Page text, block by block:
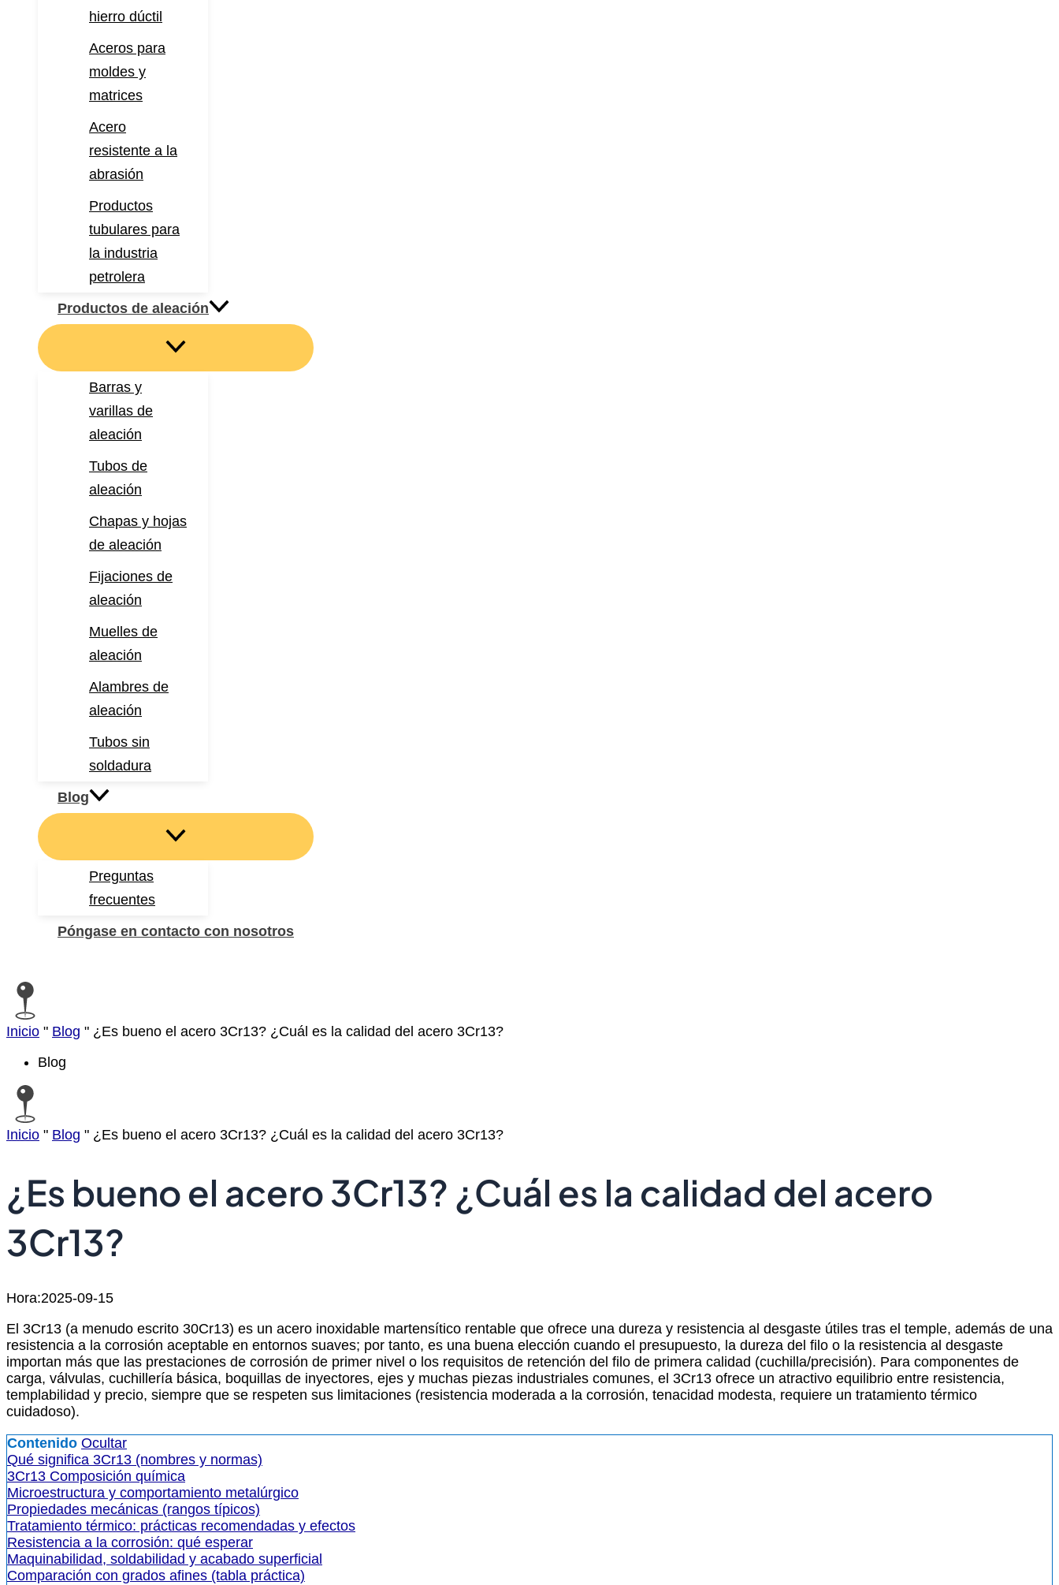
hierro dúctil
Aceros para
moldes y
matrices
Acero
resistente a la
abrasión
Productos
tubulares para
la industria
petrolera
Productos de aleación
Barras y
varillas de
aleación
Tubos de
aleación
Chapas y hojas
de aleación
Fijaciones de
aleación
Muelles de
aleación
Alambres de
aleación
Tubos sin
soldadura
Blog
Preguntas
frecuentes
Póngase en contacto con nosotros
Inicio " Blog " ¿Es bueno el acero 3Cr13? ¿Cuál es la calidad del acero 3Cr13?
Blog
Inicio " Blog " ¿Es bueno el acero 3Cr13? ¿Cuál es la calidad del acero 3Cr13?
¿Es bueno el acero 3Cr13? ¿Cuál es la calidad del acero
3Cr13?
Hora:2025-09-15
El 3Cr13 (a menudo escrito 30Cr13) es un acero inoxidable martensítico rentable que ofrece una dureza y resistencia al desgaste útiles tras el temple, además de una
resistencia a la corrosión aceptable en entornos suaves; por tanto, es una buena elección cuando el presupuesto, la dureza del filo o la resistencia al desgaste
importan más que las prestaciones de corrosión de primer nivel o los requisitos de retención del filo de primera calidad (cuchilla/precisión). Para componentes de
carga, válvulas, cuchillería básica, boquillas de inyectores, ejes y muchas piezas industriales comunes, el 3Cr13 ofrece un atractivo equilibrio entre resistencia,
templabilidad y precio, siempre que se respeten sus limitaciones (resistencia moderada a la corrosión, tenacidad modesta, requiere un tratamiento térmico
cuidadoso).
Contenido Ocultar
Qué significa 3Cr13 (nombres y normas)
3Cr13 Composición química
Microestructura y comportamiento metalúrgico
Propiedades mecánicas (rangos típicos)
Tratamiento térmico: prácticas recomendadas y efectos
Resistencia a la corrosión: qué esperar
Maquinabilidad, soldabilidad y acabado superficial
Comparación con grados afines (tabla práctica)